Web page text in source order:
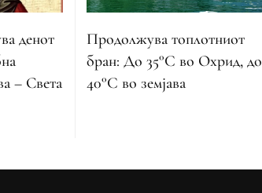
денот
– Света
Продолжува топлотниот
бран: До 35°C во Охрид, до
40°C во земјава